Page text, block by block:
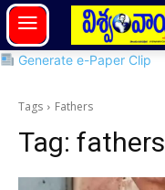
Generate e-Paper Clip
Tags Fathers
Tag: fathers